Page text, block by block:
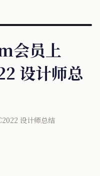
会员上
设计师总
设计师总结